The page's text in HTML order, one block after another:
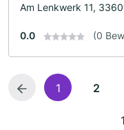
Am Lenkwerk 11,
0.0 (0
1 2